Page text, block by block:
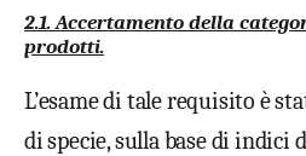
2.1. Accertamento della
prodotti.
L’esame di tale requisito è
di specie, sulla base di indici